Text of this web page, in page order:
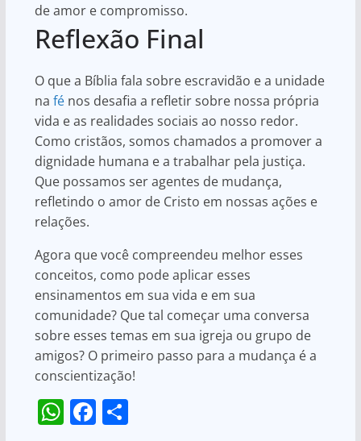
de amor e compromisso.
Reflexão Final
O que a Bíblia fala sobre escravidão e a unidade
na fénos desafia a refletir sobre nossa própria
vida e as realidades sociais ao nosso redor.
Como cristãos, somos chamados a promover a
dignidade humana e a trabalhar pela justiça.
Que possamos ser agentes de mudança,
refletindo o amor de Cristo em nossas ações e
relações.
Agora que você compreendeu melhor esses
conceitos, como pode aplicar esses
ensinamentos em sua vida e em sua
comunidade? Que tal começar uma conversa
sobre esses temas em sua igreja ou grupo de
amigos? O primeiro passo para a mudança é a
conscientização!
W F S